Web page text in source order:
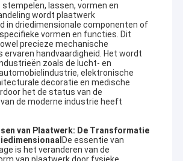
stempelen, lassen, vormen en
wordt plaatwerk
in driedimensionale componenten of
vormen en functies. Dit
precieze mechanische
ervaren handvaardigheid. Het wordt
zoals de lucht- en
elektronische
decoratie en medische
het de status van de
de moderne industrie heeft
van Plaatwerk: De Transformatie
De essentie van
is het veranderen van de